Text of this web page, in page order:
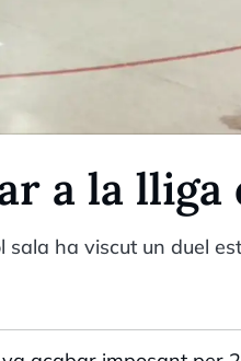
a la
ha viscut un duel